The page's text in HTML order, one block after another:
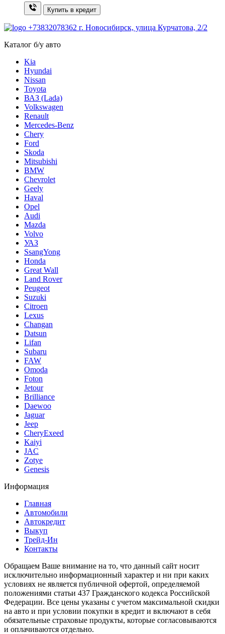
Купить в кредит
+73832078362 г. Новосибирск, улица Курчатова, 2/2
Каталог б/у авто
Kia
Hyundai
Nissan
Toyota
ВАЗ (Lada)
Volkswagen
Renault
Mercedes-Benz
Chery
Ford
Skoda
Mitsubishi
BMW
Chevrolet
Geely
Haval
Opel
Audi
Mazda
Volvo
УАЗ
SsangYong
Honda
Great Wall
Land Rover
Peugeot
Suzuki
Citroen
Lexus
Changan
Datsun
Lifan
Subaru
FAW
Omoda
Foton
Jetour
Brilliance
Daewoo
Jaguar
Jeep
CheryExeed
Kaiyi
JAC
Zotye
Genesis
Информация
Главная
Автомобили
Автокредит
Выкуп
Трейд-Ин
Контакты
Обращаем Ваше внимание на то, что данный сайт носит
исключительно информационный характер и ни при каких
условиях не является публичной офертой, определяемой
положениями статьи 437 Гражданского кодекса Российской
Федерации. Все цены указаны с учетом максимальной скидки
на авто и при условии покупки в кредит и включают в себя
обязательные страховые продукты, которые согласовываются
и оплачиваются отдельно.